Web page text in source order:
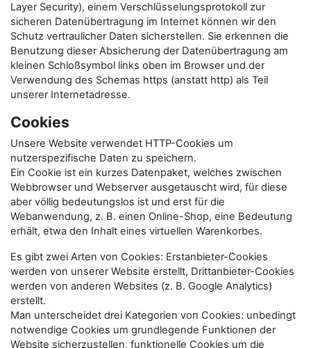
Layer Security), einem Verschlüsselungsprotokoll zur
sicheren Datenübertragung im Internet können wir den
Schutz vertraulicher Daten sicherstellen. Sie erkennen die
Benutzung dieser Absicherung der Datenübertragung am
kleinen Schloßsymbol links oben im Browser und der
Verwendung des Schemas https (anstatt http) als Teil
unserer Internetadresse.
Cookies
Unsere Website verwendet HTTP-Cookies um
nutzerspezifische Daten zu speichern.
Ein Cookie ist ein kurzes Datenpaket, welches zwischen
Webbrowser und Webserver ausgetauscht wird, für diese
aber völlig bedeutungslos ist und erst für die
Webanwendung, z. B. einen Online-Shop, eine Bedeutung
erhält, etwa den Inhalt eines virtuellen Warenkorbes.
Es gibt zwei Arten von Cookies: Erstanbieter-Cookies
werden von unserer Website erstellt, Drittanbieter-Cookies
werden von anderen Websites (z. B. Google Analytics)
erstellt.
Man unterscheidet drei Kategorien von Cookies: unbedingt
notwendige Cookies um grundlegende Funktionen der
Website sicherzustellen, funktionelle Cookies um die